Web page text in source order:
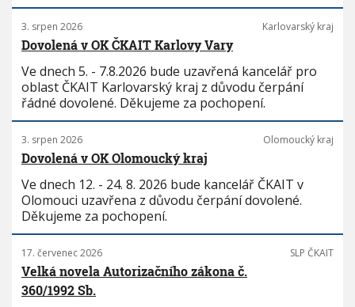
3. srpen 2026 Karlovarský kraj
Dovolená v OK ČKAIT Karlovy Vary
Ve dnech 5. - 7.8.2026 bude uzavřená kancelář pro
oblast ČKAIT Karlovarský kraj z důvodu čerpání
řádné dovolené. Děkujeme za pochopení.
3. srpen 2026 Olomoucký kraj
Dovolená v OK Olomoucký kraj
Ve dnech 12. - 24. 8. 2026 bude kancelář ČKAIT v
Olomouci uzavřena z důvodu čerpání dovolené.
Děkujeme za pochopení.
17. červenec 2026 SLP ČKAIT
Velká novela Autorizačního zákona č.
360/1992 Sb.